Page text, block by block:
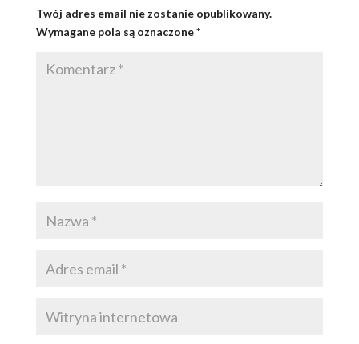
Twój adres email nie zostanie opublikowany.
Wymagane pola są oznaczone*